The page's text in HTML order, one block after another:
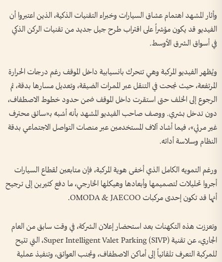
وأثار المشهد اهتمام عشاق السيارات وخبراء التقنيات الذكية، الذين اعتبروا أن
الفيديو قد يكون مؤشراً على اقتراب طرح جيل جديد من تقنيات الركن الذكي
في أسواق الشرق الأوسط.
ويُظهر الفيديو المركبة وهي تتحرك بانسيابية داخل الموقف رغم درجات الحرارة
المرتفعة، حيث نجحت في التنقل عبر الممرات الضيقة، وتعديل مسارها بدقة، ثم
الرجوع إلى الخلف حتى استقرت داخل الموقف ضمن حدود خطوط الاصطفاف،
دون تدخل بشري. ووصف صاحب الفيديو المشهد بأنه أشبه بـ«سائق محترف
غير مرئي»، فيما أشاد آلاف المستخدمين عبر منصات التواصل الاجتماعي بدقة
النظام وسلاسة أدائه.
ورغم التمويه الكامل الذي أخفى هوية المركبة، فإن متابعين لقطاع السيارات
أجروا تحليلات لتصميمها وأبعادها وهيكلها الخارجي، ما دفع كثيرين إلى ترجيح
أنها قد تكون إحدى مركبات OMODA & JAECOO.
وتعززت هذه التكهنات بعد استحضار إعلان الشركة، في وقت سابق من العام
الجاري، عن تقنية Super Intelligent Valet Parking (SIVP)، التي تتيح
للمركبة التعرف تلقائياً إلى أماكن الاصطفاف، وتجنب العوائق، وتنفيذ عملية